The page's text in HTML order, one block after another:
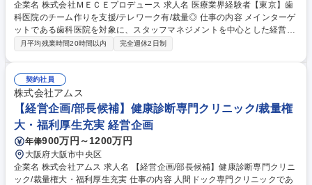
企業名 株式会社ＭＥＣＥプロデュース 求人名 医療業界経験者【東京】歯
科医院のチーム作りを支援/テレワーク有/裁量◎ 仕事の内容 メインターゲ
ットである歯科医院を対象に、スタッフマネジメントを中心とした経営実
務サポート業務をお任せします。 業務内容の変更の範囲：当社の定める範
グ） 当社は100％反響営業です。お問い合わせ頂いた歯科医院を対象に無
料カウンセリング（商談）を行います。原則訪問ですが、歯科医院の所在
地によりZOOMの実施になる場合もあります 3.秘書業務 代表の秘書業務・
社内業務をお任せします。おおよそテレワークで進められます。 募集職種
医療業界経験者【東京】歯科医院のチーム作りを支援/テレワーク有/裁量
◎
月平均残業時間20時間以内 完全週休2日制
契約社員
株式会社アムス
【経営企画/部長候補】健康診断専門クリニック/裁量権
大・福利厚生充実 経営企画
年俸900万円～1200万円
大阪府大阪市中央区
企業名 株式会社アムス 求人名 【経営企画/部長候補】健康診断専門クリニ
ック/裁量権大・福利厚生充実 仕事の内容 人間ドック専門クリニックであ